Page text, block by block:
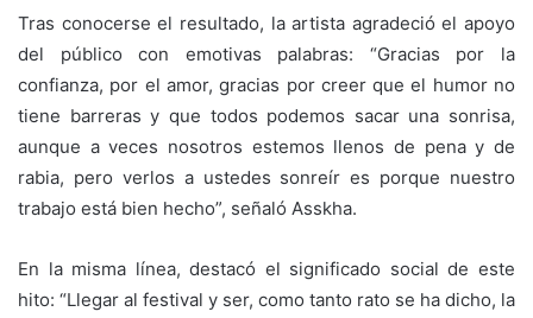
Tras conocerse el resultado, la artista agradeció el apoyo
del público con emotivas palabras: “Gracias por la
confianza, por el amor, gracias por creer que el humor no
tiene barreras y que todos podemos sacar una sonrisa,
aunque a veces nosotros estemos llenos de pena y de
rabia, pero verlos a ustedes sonreír es porque nuestro
trabajo está bien hecho”, señaló Asskha.
En la misma línea, destacó el significado social de este
hito: “Llegar al festival y ser, como tanto rato se ha dicho, la